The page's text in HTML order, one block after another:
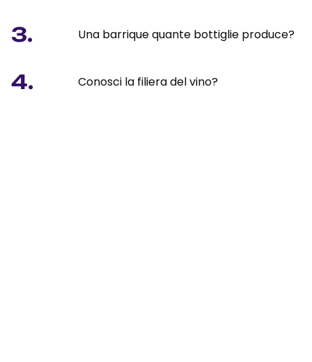
3. Una barrique quante bottiglie produce?
4. Conosci la filiera del vino?